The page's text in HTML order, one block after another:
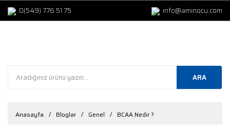
0(549) 776 51 75 info@aminocu.com
ARA
Anasayfa Bloglar Genel BCAA Nedir ?